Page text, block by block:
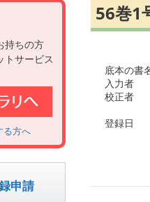
56巻1
底本の書
入力者　
校正者　
登録日　
持ちの方
トサービス
る方へ
申請